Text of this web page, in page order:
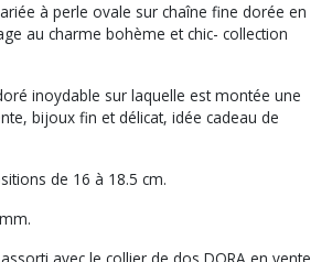
à perle ovale sur chaîne fine dorée en
au charme bohème et chic- collection
inoydable sur laquelle est montée une
bijoux fin et délicat, idée cadeau de
de 16 à 18.5 cm.